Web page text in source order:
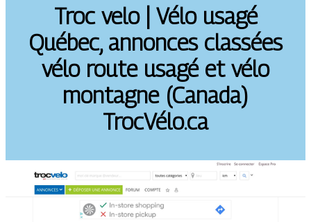
Troc velo | Vélo usagé
Québec, annonces classées
vélo route usagé et vélo
montagne (Canada)
TrocVélo.ca